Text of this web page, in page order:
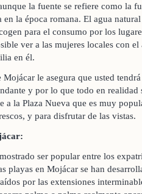
la fuente se refiere como la
en la época romana. El agua
para el consumo por los
ver a las mujeres locales con
en él.
le asegura que usted
y por lo que todo en realidad
a la Plaza Nueva que es muy
y para disfrutar de las vistas.
ser popular entre los
playas en Mojácar se han
por las extensiones